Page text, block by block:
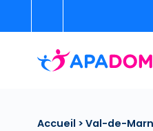
Accueil > Val-de-